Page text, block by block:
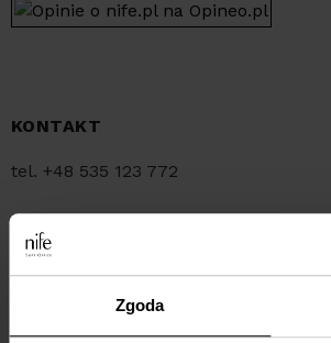
Zgoda
KONTAKT
tel. +48 535 123 772
tel. +48 34 321 30 55
MEDIA e-mail:pr@nife.pl